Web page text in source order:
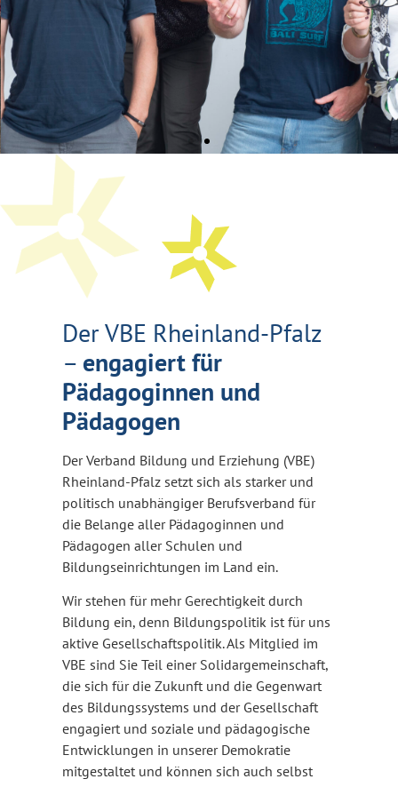
Der VBE Rheinland-Pfalz
– engagiert für
Pädagoginnen und
Pädagogen
Der Verband Bildung und Erziehung (VBE)
Rheinland-Pfalz setzt sich als starker und
politisch unabhängiger Berufsverband für
die Belange aller Pädagoginnen und
Pädagogen aller Schulen und
Bildungseinrichtungen im Land ein.
Wir stehen für mehr Gerechtigkeit durch
Bildung ein, denn Bildungspolitik ist für uns
aktive Gesellschaftspolitik. Als Mitglied im
VBE sind Sie Teil einer Solidargemeinschaft,
die sich für die Zukunft und die Gegenwart
des Bildungssystems und der Gesellschaft
engagiert und soziale und pädagogische
Entwicklungen in unserer Demokratie
mitgestaltet und können sich auch selbst